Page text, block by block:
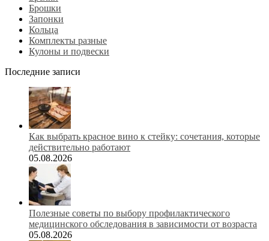
Брошки
Запонки
Кольца
Комплекты разные
Кулоны и подвески
Последние записи
Как выбрать красное вино к стейку: сочетания, которые
действительно работают
05.08.2026
Полезные советы по выбору профилактического
медицинского обследования в зависимости от возраста
05.08.2026